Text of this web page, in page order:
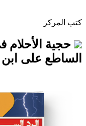
في
ابن كاطع (١)